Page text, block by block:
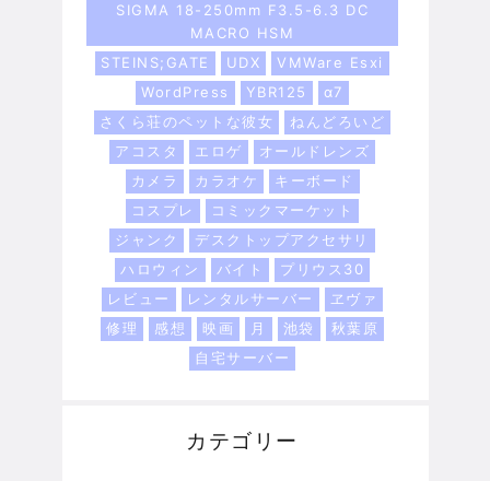
SIGMA 18-250mm F3.5-6.3 DC
MACRO HSM
STEINS;GATE
UDX
VMWare Esxi
WordPress
YBR125
α7
さくら荘のペットな彼女
ねんどろいど
アコスタ
エロゲ
オールドレンズ
カメラ
カラオケ
キーボード
コスプレ
コミックマーケット
ジャンク
デスクトップアクセサリ
ハロウィン
バイト
プリウス30
レビュー
レンタルサーバー
ヱヴァ
修理
感想 映画 月 池袋
秋葉原
自宅サーバー
カテゴリー